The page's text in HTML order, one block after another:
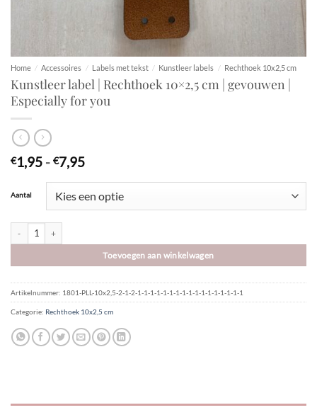
Home / Accessoires / Labels met tekst / Kunstleer labels / Rechthoek 10x2,5 cm
Kunstleer label | Rechthoek 10×2,5 cm | gevouwen |
Especially for you
€1,95 - €7,95Prijsklasse:
tot
€7,95
Aantal
Toevoegen aan winkelwagen
Artikelnummer: 1801-PLL-10x2,5-2-1-2-1-1-1-1-1-1-1-1-1-1-1-1-1-1-1-1-1
Categorie: Rechthoek 10x2,5 cm